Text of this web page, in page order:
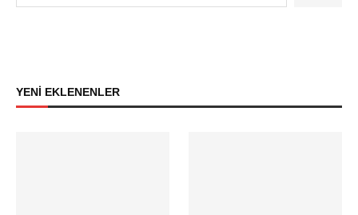
YENİ EKLENENLER